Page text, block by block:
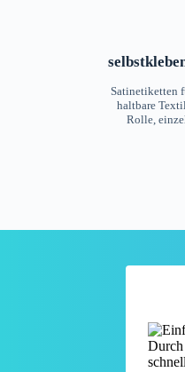
Satinetiketten
haltbare
Rolle,
Durch